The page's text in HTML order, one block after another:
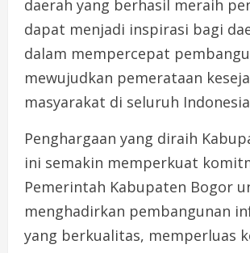
daerah yang berhasil meraih
dapat menjadi inspirasi bagi
dalam mempercepat
mewujudkan pemerataan
masyarakat di seluruh
Penghargaan yang diraih
ini semakin memperkuat
Pemerintah Kabupaten Bogor
menghadirkan pembangunan
yang berkualitas, memperluas